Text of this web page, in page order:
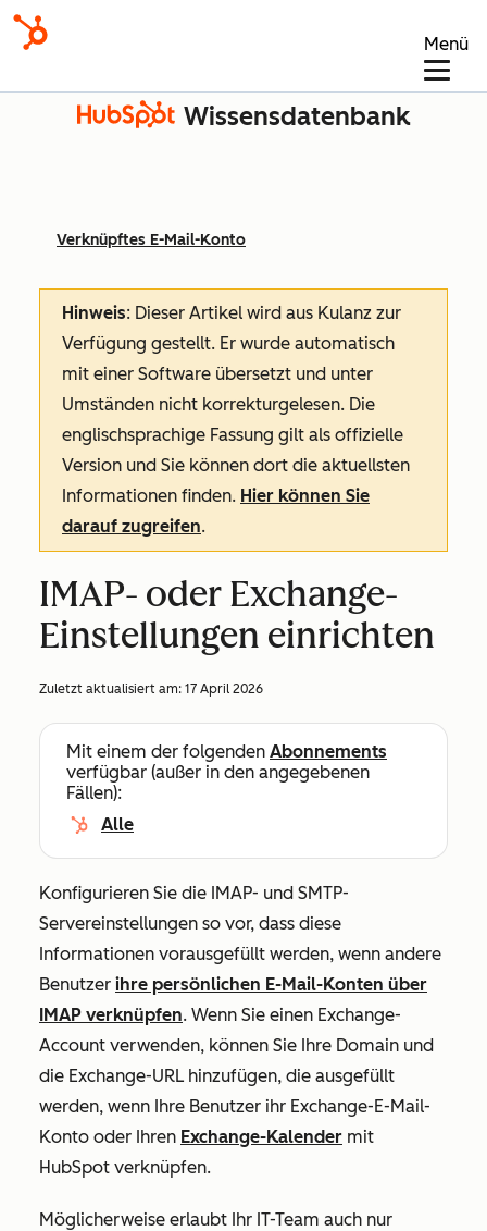
Menü
Wissensdatenbank
Verknüpftes E-Mail-Konto
Hinweis: Dieser Artikel wird aus Kulanz zur
Verfügung gestellt. Er wurde automatisch
mit einer Software übersetzt und unter
Umständen nicht korrekturgelesen. Die
englischsprachige Fassung gilt als offizielle
Version und Sie können dort die aktuellsten
Informationen finden. Hier können Sie
darauf zugreifen.
IMAP- oder Exchange-
Einstellungen einrichten
Zuletzt aktualisiert am: 17 April 2026
Mit einem der folgenden Abonnements
verfügbar (außer in den angegebenen
Fällen):
Alle
Konfigurieren Sie die IMAP- und SMTP-
Servereinstellungen so vor, dass diese
Informationen vorausgefüllt werden, wenn andere
Benutzer ihre persönlichen E-Mail-Konten über
IMAP verknüpfen. Wenn Sie einen Exchange-
Account verwenden, können Sie Ihre Domain und
die Exchange-URL hinzufügen, die ausgefüllt
werden, wenn Ihre Benutzer ihr Exchange-E-Mail-
Konto oder Ihren Exchange-Kalender mit
HubSpot verknüpfen.
Möglicherweise erlaubt Ihr IT-Team auch nur